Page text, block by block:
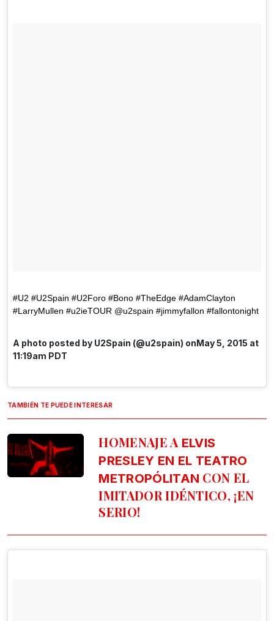
#U2 #U2Spain #U2Foro #Bono #TheEdge #AdamClayton
#LarryMullen #u2ieTOUR @u2spain #jimmyfallon #fallontonight
A photo posted by U2Spain (@u2spain) onMay 5, 2015 at
11:19am PDT
TAMBIÉN TE PUEDE INTERESAR
HOMENAJE AELVIS
PRESLEY EN EL TEATRO
METROPÓLITAN CON EL
IMITADOR IDÉNTICO, ¡EN
SERIO!